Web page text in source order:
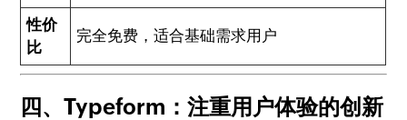
性价
比
完全免费，适合基础需求用户
四、Typeform：注重用户体验的创新